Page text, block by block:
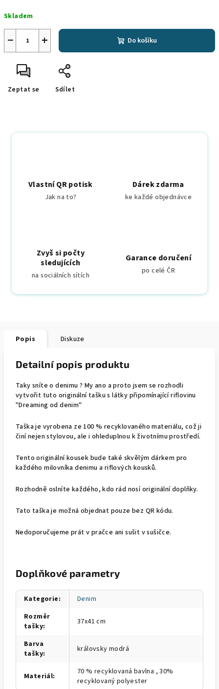
cena:
Skladem
+
− Do košíku
Zeptat se Sdílet
Vlastní QR potisk
Jak na to?
Dárek zdarma
ke každé objednávce
Zvyš si počty
sledujících
na sociálních sítích
Garance doručení
po celé ČR
Popis Diskuze
Detailní popis produktu
Taky sníte o denimu ? My ano a proto jsem se rozhodli
vytvořit tuto originální tašku s látky připomínající riflovinu
"Dreaming od denim"
Taška je vyrobena ze 100 % recyklovaného materiálu, což ji
činí nejen stylovou, ale i ohleduplnou k životnímu prostředí.
Tento originální kousek bude také skvělým dárkem pro
každého milovníka denimu a riflových kousků.
Rozhodně oslníte každého, kdo rád nosí originální doplňky.
Tato taška je možná objednat pouze bez QR kódu.
Nedoporučujeme prát v pračce ani sušit v sušičce.
Doplňkové parametry
Kategorie:
Denim
Rozměr
tašky: 37x41 cm
Barva
tašky: královsky modrá
Materiál:
70 % recyklovaná bavlna , 30%
recyklovaný polyester